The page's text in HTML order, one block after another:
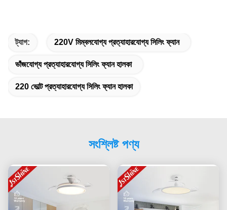
ট্যাগ: 220V মিম্বলযোগ্য প্রত্যাহারযোগ্য সিলিং ফ্যান
ভাঁজযোগ্য প্রত্যাহারযোগ্য সিলিং ফ্যান হালকা
220 ভোল্ট প্রত্যাহারযোগ্য সিলিং ফ্যান হালকা
সংশ্লিষ্ট পণ্য